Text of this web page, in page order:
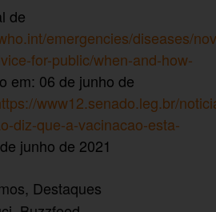
de
emergencies/diseases/
for-public/when-and-how-
em: 06 de junho de
www12.senado.leg.br/
diz-que-a-vacinacao-esta-
junho de 2021
, Destaques